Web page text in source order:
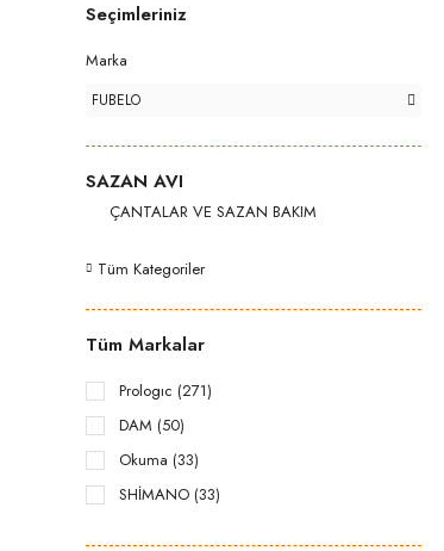
Seçimleriniz
Marka
FUBELO
SAZAN AVI
ÇANTALAR VE SAZAN BAKIM
Tüm Kategoriler
Tüm Markalar
Prologıc (271)
DAM (50)
Okuma (33)
SHİMANO (33)